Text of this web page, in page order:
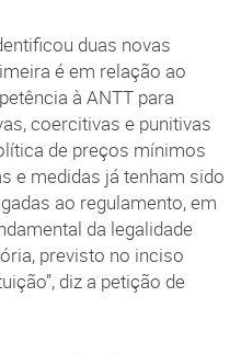
duas novas
é em relação ao
à ANTT para
coercitivas e punitivas
de preços mínimos
e medidas já tenham sido
ao regulamento, em
da legalidade
previsto no inciso
diz a petição de